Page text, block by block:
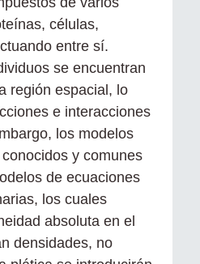
células,
entre sí.
se encuentran
región espacial, lo
e interacciones
los modelos
y comunes
de ecuaciones
los cuales
absoluta en el
densidades, no